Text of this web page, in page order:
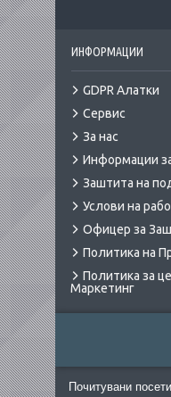
ИНФОРМАЦИИ
GDPR Алатки
Сервис
За нас
Информации
Заштита на
Услови на
Офицер за
Политика на
Политика за
Маркетинг
Почитувани